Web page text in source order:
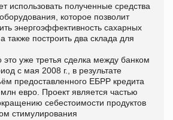
использовать полученные средства
которое позволит
энергоэффективность сахарных
также построить два склада для
это уже третья сделка между банком
с мая 2008 г., в результате
предоставленного ЕБРР кредита
евро. Проект является частью
себестоимости продуктов
стимулирования